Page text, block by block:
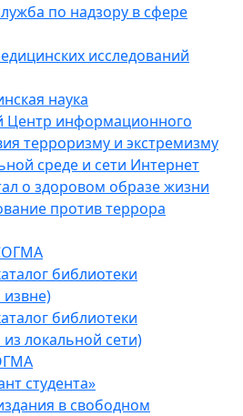
по надзору в сфере
исследований
наука
Центр информационного
терроризму и экстремизму
среде и сети Интернет
о здоровом образе жизни
против террора
библиотеки
библиотеки
локальной сети)
студента»
в свободном